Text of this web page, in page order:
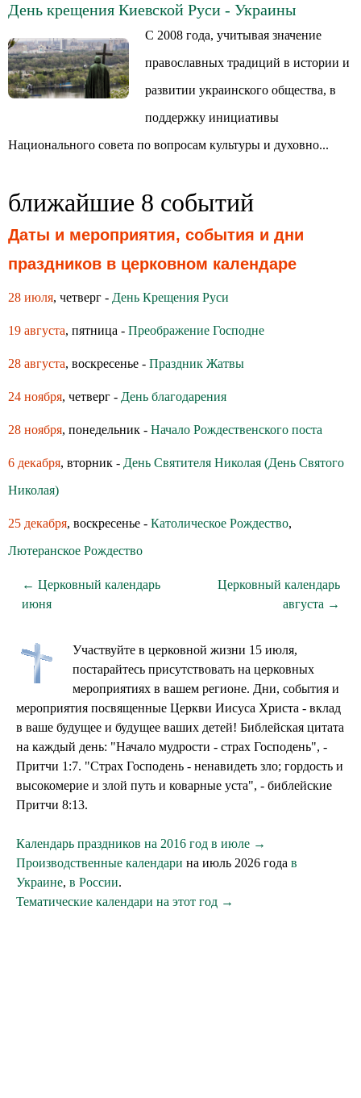
День крещения Киевской Руси - Украины
С 2008 года, учитывая значение
православных традиций в истории и
развитии украинского общества, в
поддержку инициативы
Национального совета по вопросам культуры и духовно...
ближайшие 8 событий
Даты и мероприятия, события и дни
праздников в церковном календаре
28 июля, четверг - День Крещения Руси
19 августа, пятница - Преображение Господне
28 августа, воскресенье - Праздник Жатвы
24 ноября, четверг - День благодарения
28 ноября, понедельник - Начало Рождественского поста
6 декабря, вторник - День Святителя Николая (День Святого
Николая)
25 декабря, воскресенье - Католическое Рождество,
Лютеранское Рождество
← Церковный календарь
июня
Церковный календарь
августа →
Участвуйте в церковной жизни 15 июля,
постарайтесь присутствовать на церковных
мероприятиях в вашем регионе. Дни, события и
мероприятия посвященные Церкви Иисуса Христа - вклад
в ваше будущее и будущее ваших детей! Библейская цитата
на каждый день: "Начало мудрости - страх Господень", -
Притчи 1:7. "Страх Господень - ненавидеть зло; гордость и
высокомерие и злой путь и коварные уста", - библейские
Притчи 8:13.
Календарь праздников на 2016 год в июле →
Производственные календари на июль 2026 года в
Украине, в России.
Тематические календари на этот год →